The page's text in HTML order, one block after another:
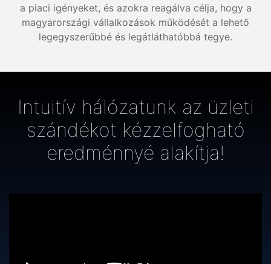
a piaci igényeket, és azokra reagálva célja, hogy a
magyarországi vállalkozások működését a lehető
legegyszerűbbé és legátláthatóbbá tegye.
Intuitív hálózatunk az üzleti
szándékot kézzelfogható
eredménnyé alakítja!